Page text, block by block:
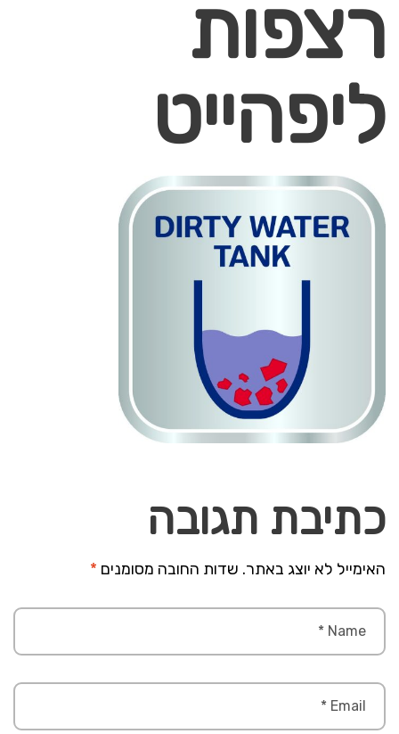
רצפות
ליפהייט
כתיבת תגובה
האימייל לא יוצג באתר. שדות החובה מסומנים *